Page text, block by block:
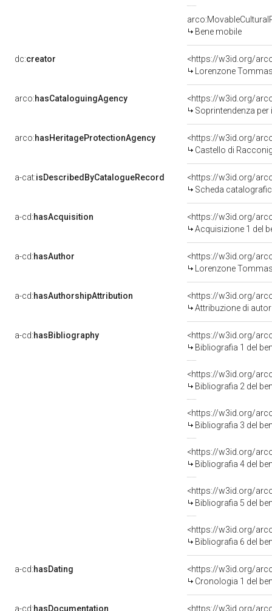
Bene mobile
dc:creator
<https://w3id.org/
Lorenzone
arco:hasCataloguingAgency
<https://w3id.org/
Soprintendenza
arco:hasHeritageProtectionAgency
<https://w3id.org/
Castello di
a-cat:isDescribedByCatalogueRecord
<https://w3id.org/
Scheda
a-cd:hasAcquisition
<https://w3id.org/
Acquisizione 1 del
a-cd:hasAuthor
<https://w3id.org/
Lorenzone
a-cd:hasAuthorshipAttribution
<https://w3id.org/
Attribuzione di
a-cd:hasBibliography
<https://w3id.org/
Bibliografia 1 del
<https://w3id.org/
Bibliografia 2 del
<https://w3id.org/
Bibliografia 3 del
<https://w3id.org/
Bibliografia 4 del
<https://w3id.org/
Bibliografia 5 del
<https://w3id.org/
Bibliografia 6 del
a-cd:hasDating
<https://w3id.org/
Cronologia 1 del
a-cd:hasDocumentation <https://w3id.org/